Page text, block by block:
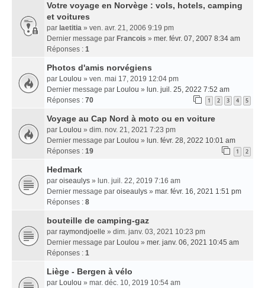
Votre voyage en Norvège : vols, hotels, camping
et voitures
par laetitia » ven. avr. 21, 2006 9:19 pm
Dernier message par Francois » mer. févr. 07, 2007 8:34 am
Réponses : 1
Photos d'amis norvégiens
par Loulou » ven. mai 17, 2019 12:04 pm
Dernier message par Loulou » lun. juil. 25, 2022 7:52 am
Réponses : 70 1 2 3 4 5
Voyage au Cap Nord à moto ou en voiture
par Loulou » dim. nov. 21, 2021 7:23 pm
Dernier message par Loulou » lun. févr. 28, 2022 10:01 am
Réponses : 19 1 2
Hedmark
par oiseaulys » lun. juil. 22, 2019 7:16 am
Dernier message par oiseaulys » mar. févr. 16, 2021 1:51 pm
Réponses : 8
bouteille de camping-gaz
par raymondjoelle » dim. janv. 03, 2021 10:23 pm
Dernier message par Loulou » mer. janv. 06, 2021 10:45 am
Réponses : 1
Liège - Bergen à vélo
par Loulou » mar. déc. 10, 2019 10:54 am